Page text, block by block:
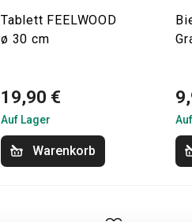
Tablett FEELWOOD
ø 30 cm
19,90 €
Auf Lager
Warenkorb